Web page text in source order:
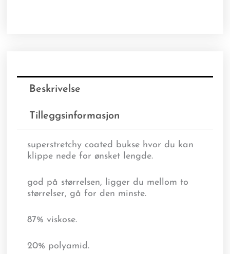
Beskrivelse
Tilleggsinformasjon
superstretchy coated bukse hvor du kan
klippe nede for ønsket lengde.
god på størrelsen, ligger du mellom to
størrelser, gå for den minste.
87% viskose.
20% polyamid.